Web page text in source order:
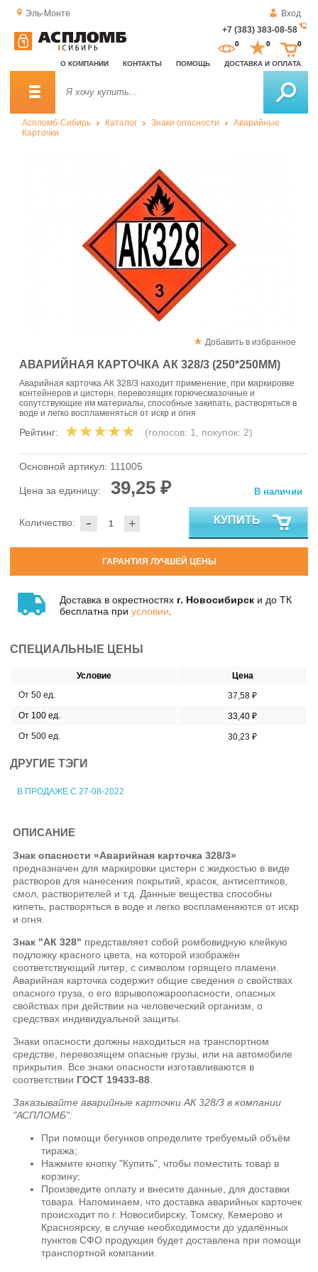
Эль-Монте
Вход
+7 (383) 383-08-58
О КОМПАНИИ КОНТАКТЫ ПОМОЩЬ ДОСТАВКА И ОПЛАТА
0 0 0
Аспломб-Сибирь Каталог Знаки опасности
Аварийные
Карточки
Добавить в избранное
АВАРИЙНАЯ КАРТОЧКА АК 328/3 (250*250ММ)
Аварийная карточка АК 328/3 находит применение, при маркировке
контейнеров и цистерн, перевозящих горючесмазочные и
сопутствующие им материалы, способные закипать, растворяться в
воде и легко воспламеняться от искр и огня
Рейтинг: (голосов: 1, покупок: 2)
Основной артикул: 111005
Цена за единицу: 39,25 ₽
- +
Количество:
В наличии
КУПИТЬ
ГАРАНТИЯ ЛУЧШЕЙ ЦЕНЫ
Доставка в окрестностях г. Новосибирск и до ТК
бесплатна при условии
СПЕЦИАЛЬНЫЕ ЦЕНЫ
Условие
Цена
От 50 ед.
37,58 ₽
От 100 ед.
33,40 ₽
От 500 ед.
30,23 ₽
ДРУГИЕ ТЭГИ
В ПРОДАЖЕ С 27-08-2022
ОПИСАНИЕ
Знак опасности «Аварийная карточка 328/3»
предназначен для маркировки цистерн с жидкостью в виде
растворов для нанесения покрытий, красок, антисептиков,
смол, растворителей и т.д. Данные вещества способны
кипеть, растворяться в воде и легко воспламеняются от искр
и огня.
Знак "АК 328" представляет собой ромбовидную клейкую
подложку красного цвета, на которой изображён
соответствующий литер, с символом горящего пламени.
Аварийная карточка содержит общие сведения о свойствах
опасного груза, о его взрывопожароопасности, опасных
свойствах при действии на человеческий организм, о
средствах индивидуальной защиты.
Знаки опасности должны находиться на транспортном
средстве, перевозящем опасные грузы, или на автомобиле
прикрытия. Все знаки опасности изготавливаются в
соответствии ГОСТ 19433-88.
Заказывайте аварийные карточки АК 328/3 в компании
"АСПЛОМБ":
При помощи бегунков определите требуемый объём
тиража;
Нажмите кнопку "Купить", чтобы поместить товар в
корзину;
Произведите оплату и внесите данные, для доставки
товара. Напоминаем, что доставка аварийных карточек
происходит по г. Новосибирску, Томску, Кемерово и
Красноярску, в случае необходимости до удалённых
пунктов СФО продукция будет доставлена при помощи
транспортной компании.